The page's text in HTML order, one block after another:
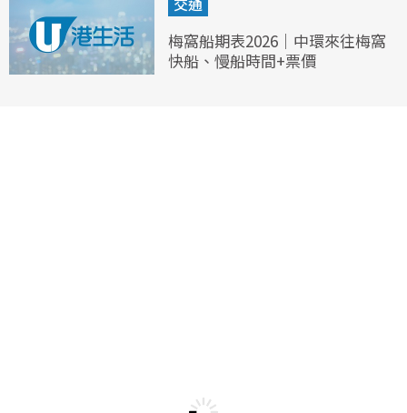
梅窩船期表2026｜中環來往梅窩
快船、慢船時間+票價